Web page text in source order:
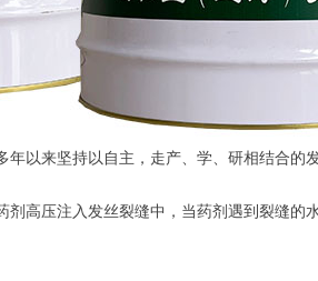
以来坚持以自主，走产、学、研相结合
高压注入发丝裂缝中，当药剂遇到裂缝